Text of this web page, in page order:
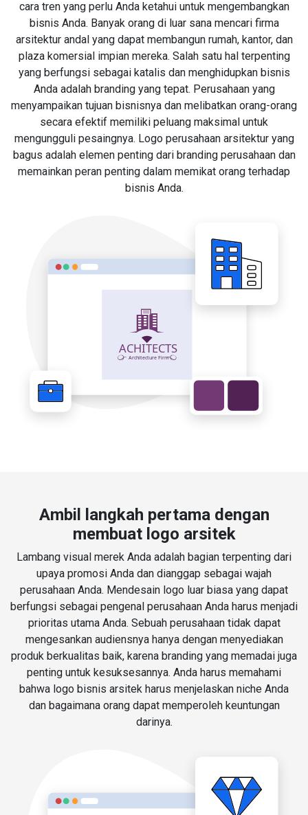
cara tren yang perlu Anda ketahui untuk mengembangkan
bisnis Anda. Banyak orang di luar sana mencari firma
arsitektur andal yang dapat membangun rumah, kantor, dan
plaza komersial impian mereka. Salah satu hal terpenting
yang berfungsi sebagai katalis dan menghidupkan bisnis
Anda adalah branding yang tepat. Perusahaan yang
menyampaikan tujuan bisnisnya dan melibatkan orang-orang
secara efektif memiliki peluang maksimal untuk
mengungguli pesaingnya. Logo perusahaan arsitektur yang
bagus adalah elemen penting dari branding perusahaan dan
memainkan peran penting dalam memikat orang terhadap
bisnis Anda.
Ambil langkah pertama dengan
membuat logo arsitek
Lambang visual merek Anda adalah bagian terpenting dari
upaya promosi Anda dan dianggap sebagai wajah
perusahaan Anda. Mendesain logo luar biasa yang dapat
berfungsi sebagai pengenal perusahaan Anda harus menjadi
prioritas utama Anda. Sebuah perusahaan tidak dapat
mengesankan audiensnya hanya dengan menyediakan
produk berkualitas baik, karena branding yang memadai juga
penting untuk kesuksesannya. Anda harus memahami
bahwa logo bisnis arsitek harus menjelaskan niche Anda
dan bagaimana orang dapat memperoleh keuntungan
darinya.